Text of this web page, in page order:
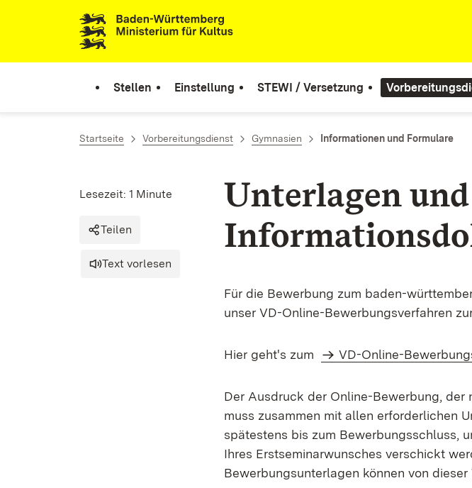
Zum Inhalt springen
Link zur Startseite
Stellen Einstellung STEWI / Versetzung
Startseite Vorbereitungsdienst Gymnasien Informationen und Formulare
Unterlagen und
Lesezeit: 1 Minute
Teilen
Text vorlesen
Für die Bewerbung zum baden-
unser VD-Online-Bewerbungsverfahren
Hier geht's zum VD-Online-
Der Ausdruck der Online-Bewerbung,
muss zusammen mit allen erforderlichen
spätestens bis zum Bewerbungsschluss,
Ihres Erstseminarwunsches verschickt
Bewerbungsunterlagen können von